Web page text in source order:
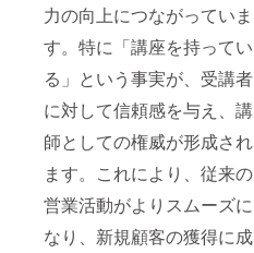
力の向上につながっていま
す。特に「講座を持ってい
る」という事実が、受講者
に対して信頼感を与え、講
師としての権威が形成され
ます。これにより、従来の
営業活動がよりスムーズに
なり、新規顧客の獲得に成